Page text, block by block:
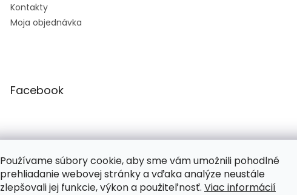
Používame súbory cookie, aby sme vám umožnili pohodlné
prehliadanie webovej stránky a vďaka analýze neustále
zlepšovali jej funkcie, výkon a použiteľnosť. Viac informácií
Kontakty
Moja objednávka
Facebook